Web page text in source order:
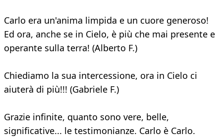
Carlo era un'anima limpida e un cuore generoso!
Ed ora, anche se in Cielo, è più che mai presente e
operante sulla terra! (Alberto F.)
Chiediamo la sua intercessione, ora in Cielo ci
aiuterà di più!!! (Gabriele F.)
Grazie infinite, quanto sono vere, belle,
significative... le testimonianze. Carlo è Carlo.